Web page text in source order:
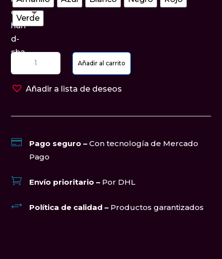
Verde
Pingüino
80
cm
Añadir al carrito
Añadir a lista de deseos
 Pago seguro –Con tecnología de Mercado
Pago
 Envío prioritario – Por DHL
+ Política de calidad – Productos garantizados